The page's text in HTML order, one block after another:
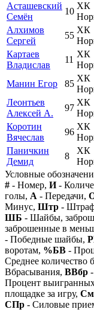
Асташевский
Семён
10
ХК
Алхимов
Сергей
55
ХК
Картаев
Владислав
11
ХК
Манин Егор 85
ХК
Леонтьев
Алексей А.
97
ХК
Коротин
Вячеслав
96
ХК
Паничкин
Демид
8
ХК
Условные
# - Номер, И-
голы, А - Передачи,
Минус, Штр -
ШБ - Шайбы,
заброшенные в
- Победные шайбы,
воротам, %БВ -
Среднее количество
Вбрасывания, ВВбр
Процент
площадке за игру,
СПр - Силовые